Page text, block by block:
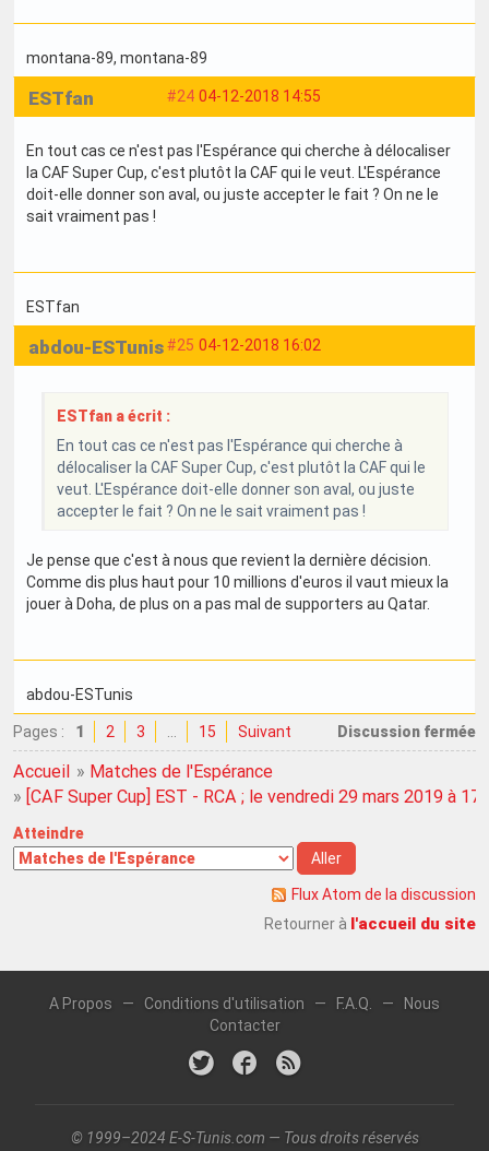
montana-89, montana-89
#24 04-12-2018 14:55
ESTfan
En tout cas ce n'est pas l'Espérance qui cherche à délocaliser
la CAF Super Cup, c'est plutôt la CAF qui le veut. L'Espérance
doit-elle donner son aval, ou juste accepter le fait ? On ne le
sait vraiment pas !
ESTfan
#25 04-12-2018 16:02
abdou-ESTunis
ESTfan a écrit :
En tout cas ce n'est pas l'Espérance qui cherche à
délocaliser la CAF Super Cup, c'est plutôt la CAF qui le
veut. L'Espérance doit-elle donner son aval, ou juste
accepter le fait ? On ne le sait vraiment pas !
Je pense que c'est à nous que revient la dernière décision.
Comme dis plus haut pour 10 millions d'euros il vaut mieux la
jouer à Doha, de plus on a pas mal de supporters au Qatar.
abdou-ESTunis
Pages : 1 2 3 … 15 Suivant Discussion fermée
Accueil » Matches de l'Espérance
» [CAF Super Cup] EST - RCA ; le vendredi 29 mars 2019 à
Atteindre
Flux Atom de la discussion
Retourner à l'accueil du site
A Propos — Conditions d'utilisation — F.A.Q. —
Nous
Contacter
© 1999–2024 E-S-Tunis.com — Tous droits réservés